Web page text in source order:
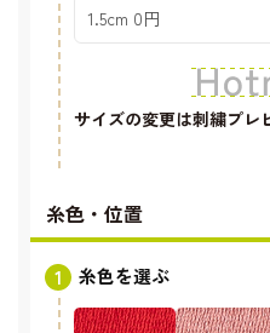
サイズの変更は刺繍プレ
糸色・位置
糸色を選ぶ